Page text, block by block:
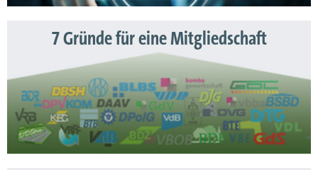
7 Gründe für eine Mitgliedschaft